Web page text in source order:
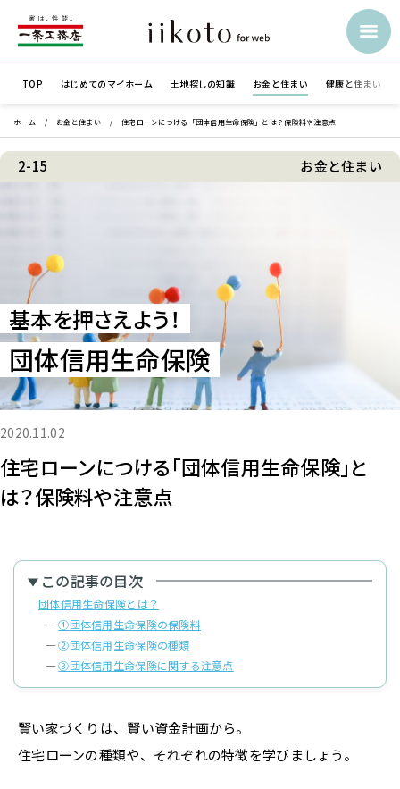
TOP はじめての マイホーム 土地探しの知識 お金と住まい 健康と住まい
ホーム お金と住まい 住宅ローンにつける「団体信用生命保険」とは？保険料や注意点
2-15 お金と住まい
基本を押さえよう！
団体信用生命保険
2020.11.02
住宅ローンにつける「団体信用生命保険」と
は？保険料や注意点
この記事の目次
団体信用生命保険とは？
①団体信用生命保険の保険料
②団体信用生命保険の種類
③団体信用生命保険に関する注意点
賢い家づくりは、賢い資金計画から。
住宅ローンの種類や、それぞれの特徴を学びましょう。